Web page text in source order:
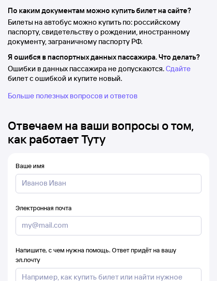
По каким документам можно купить билет на сайте?
Билеты на автобус можно купить по: российскому
паспорту, свидетельству о рождении, иностранному
документу, заграничному паспорту РФ.
Я ошибся в паспортных данных пассажира. Что делать?
Ошибки в данных пассажира не допускаются.Сдайте
билет с ошибкой и купите новый.
Больше полезных вопросов и ответов
Отвечаем на ваши вопросы о том,
как работает Туту
Ваше имя
Электронная почта
Напишите, с чем нужна помощь. Ответ придёт на вашу
эл.почту